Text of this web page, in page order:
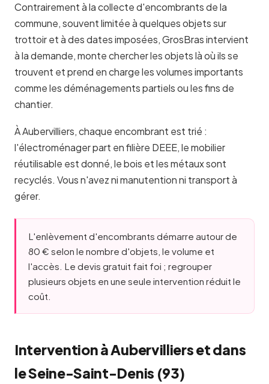
Contrairement à la collecte d'encombrants de la
commune, souvent limitée à quelques objets sur
trottoir et à des dates imposées, GrosBras intervient
à la demande, monte chercher les objets là où ils se
trouvent et prend en charge les volumes importants
comme les déménagements partiels ou les fins de
chantier.
À Aubervilliers, chaque encombrant est trié :
l'électroménager part en filière DEEE, le mobilier
réutilisable est donné, le bois et les métaux sont
recyclés. Vous n'avez ni manutention ni transport à
gérer.
L'enlèvement d'encombrants démarre autour de
80 € selon le nombre d'objets, le volume et
l'accès. Le devis gratuit fait foi ; regrouper
plusieurs objets en une seule intervention réduit le
coût.
Intervention à Aubervilliers et dans
le Seine-Saint-Denis (93)